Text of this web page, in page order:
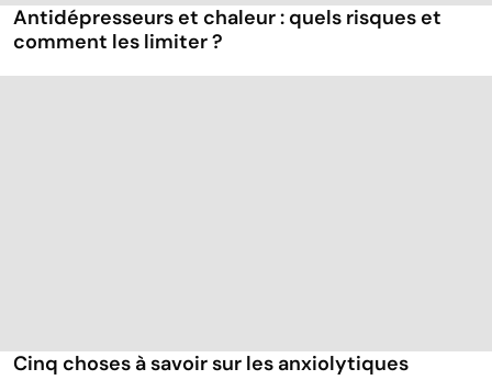
Antidépresseurs et chaleur : quels risques et
comment les limiter ?
Cinq choses à savoir sur les anxiolytiques